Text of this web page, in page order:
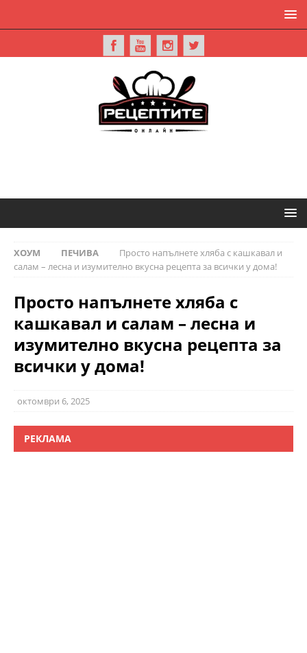
ХОУМ ПЕЧИВА
Просто напълнете хляба с кашкавал и
салам – лесна и изумително вкусна рецепта за всички у дома!
Просто напълнете хляба с
кашкавал и салам – лесна и
изумително вкусна рецепта за
всички у дома!
октомври 6, 2025
РЕКЛАМА